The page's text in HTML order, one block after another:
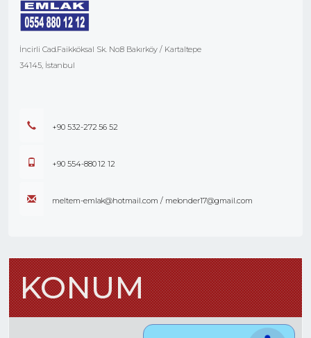
İncirli Cad.Faikköksal Sk. No:8 Bakırköy / Kartaltepe
34145, İstanbul
+90 532-272 56 52
+90 554-880 12 12
meltem-emlak@hotmail.com / melonder17@gmail.com
KONUM